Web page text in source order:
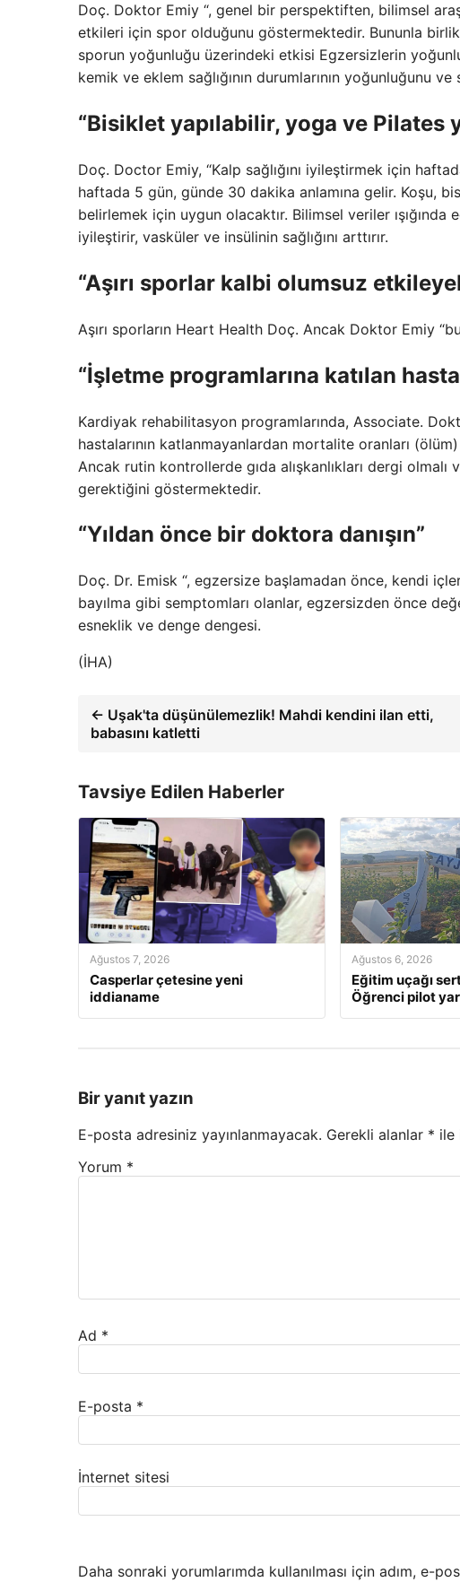
Doç. Doktor Emiy “, genel bir perspektiften, bilimsel
etkileri için spor olduğunu göstermektedir. Bununla
sporun yoğunluğu üzerindeki etkisi Egzersizlerin
kemik ve eklem sağlığının durumlarının yoğunluğunu ve
“Bisiklet yapılabilir, yoga ve Pilates
Doç. Doctor Emiy, “Kalp sağlığını iyileştirmek için
haftada 5 gün, günde 30 dakika anlamına gelir. Koşu,
belirlemek için uygun olacaktır. Bilimsel veriler ışığında
iyileştirir, vasküler ve insülinin sağlığını arttırır.
“Aşırı sporlar kalbi olumsuz
Aşırı sporların Heart Health Doç. Ancak Doktor Emiy
“İşletme programlarına katılan
Kardiyak rehabilitasyon programlarında, Associate.
hastalarının katlanmayanlardan mortalite oranları
Ancak rutin kontrollerde gıda alışkanlıkları dergi
gerektiğini göstermektedir.
“Yıldan önce bir doktora danışın”
Doç. Dr. Emisk “, egzersize başlamadan önce, kendi
bayılma gibi semptomları olanlar, egzersizden önce
esneklik ve denge dengesi.
(İHA)
← Uşak'ta düşünülemezlik! Mahdi kendini ilan etti,
babasını katletti
Tavsiye Edilen Haberler
Ağustos 7, 2026
Casperlar çetesine yeni
iddianame
Ağustos 6, 2026
Eğitim uçağı
Öğrenci pilot
Bir yanıt yazın
E-posta adresiniz yayınlanmayacak. Gerekli alanlar * ile
Yorum *
Ad *
E-posta *
İnternet sitesi
Daha sonraki yorumlarımda kullanılması için adım, e-